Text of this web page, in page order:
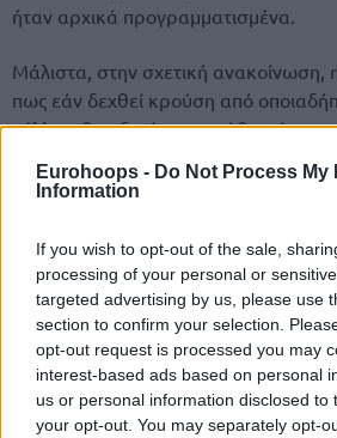
Eurohoops - Do Not Process My
Information
If you wish to opt-out of the sale,
processing of your personal or
targeted advertising by us, please use
section to confirm your selection.
opt-out request is processed you may
interest-based ads based on personal
us or personal information disclosed to
your opt-out. You may separately opt-
ήταν αρχικά προγραμματισμένα.
Μάλιστα, στην σχετική ανακοίνωση,
πως εάν δεχθεί κρούση από
μέλλον, θα εξετάσει το κάθε αίτημα.